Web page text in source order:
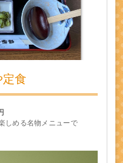
定食
しめる名物メニューで